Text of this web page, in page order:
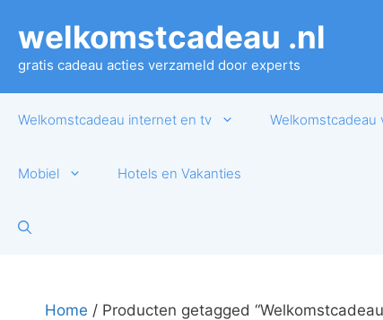
naar
inhoud
welkomstcadeau .nl
gratis cadeau acties verzameld door experts
Welkomstcadeau internet en tv Welkomstcadeau
Mobiel Hotels en Vakanties
Home / Producten getagged